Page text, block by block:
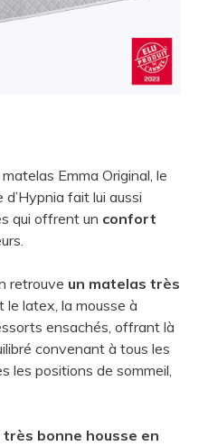
Emma Original, le
fait lui aussi
qui offrent un confort
retrouve un matelas très
le latex, la mousse à
ensachés, offrant là
convenant à tous les
les positions de sommeil,
très bonne housse en